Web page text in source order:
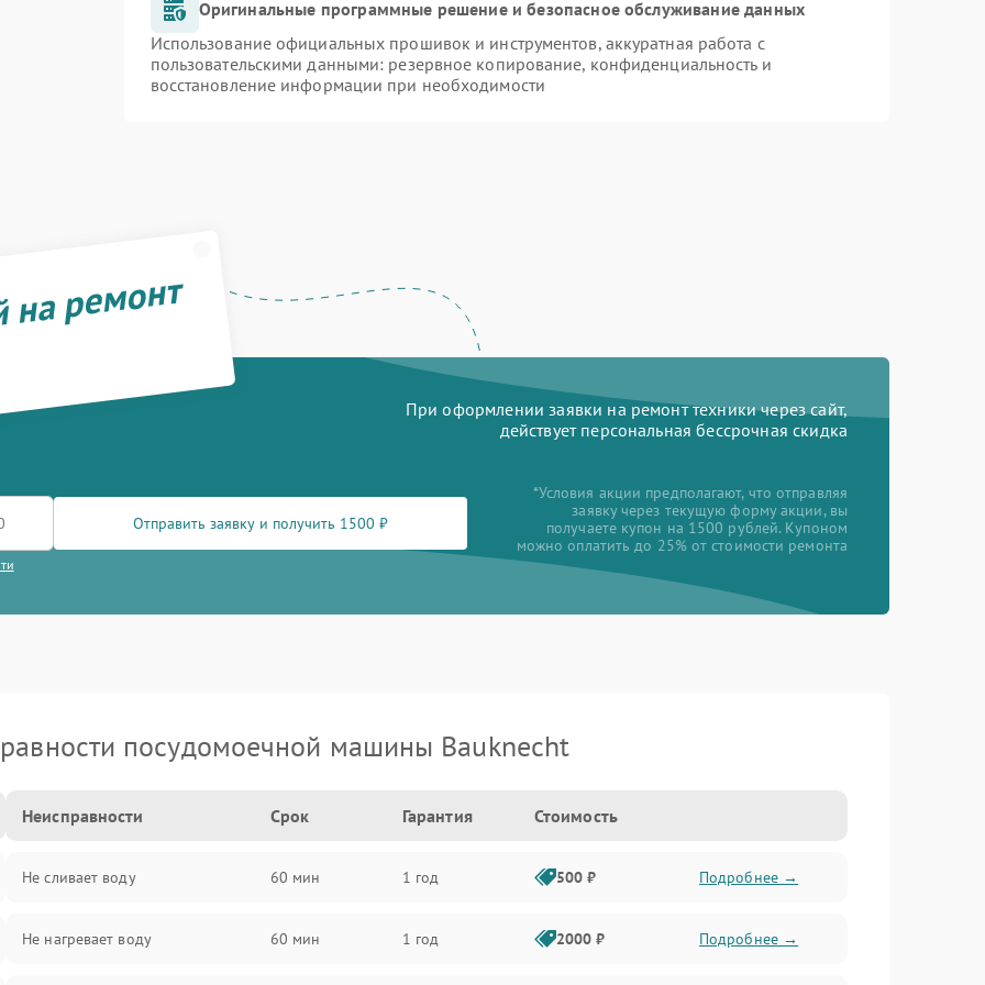
Оригинальные программные решение и безопасное обслуживание данных
Использование официальных прошивок и инструментов, аккуратная работа с
пользовательскими данными: резервное копирование, конфиденциальность и
восстановление информации при необходимости
ремонт
При оформлении заявки на ремонт техники через сайт,
действует персональная бессрочная скидка
Отправить заявку и получить 1500 ₽
*Условия акции предполагают, что отправляя
заявку через текущую форму акции, вы
получаете купон на 1500 рублей. Купоном
можно оплатить до 25% от стоимости ремонта
посудомоечной машины Bauknecht
Неисправности Срок Гарантия Стоимость
Не сливает воду 60 мин 1 год 500 ₽ Подробнее →
Не нагревает воду 60 мин 1 год 2000 ₽ Подробнее →